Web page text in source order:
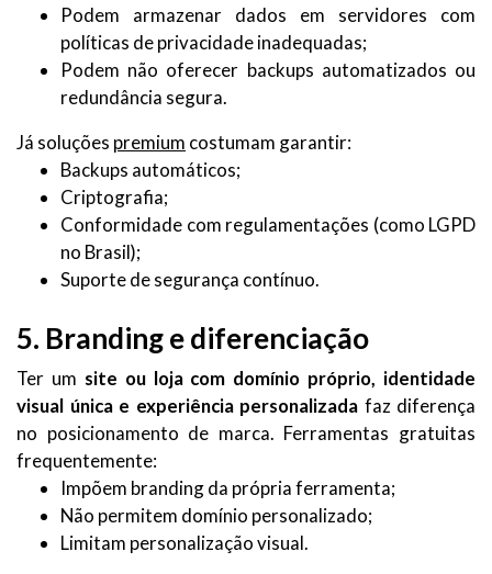
Podem armazenar dados em servidores com
políticas de privacidade inadequadas;
Podem não oferecer backups automatizados ou
redundância segura.
Já soluções premium costumam garantir:
Backups automáticos;
Criptografia;
Conformidade com regulamentações (como LGPD
no Brasil);
Suporte de segurança contínuo.
5. Branding e diferenciação
Ter um site ou loja com domínio próprio, identidade
visual única e experiência personalizada faz diferença
no posicionamento de marca. Ferramentas gratuitas
frequentemente:
Impõem branding da própria ferramenta;
Não permitem domínio personalizado;
Limitam personalização visual.